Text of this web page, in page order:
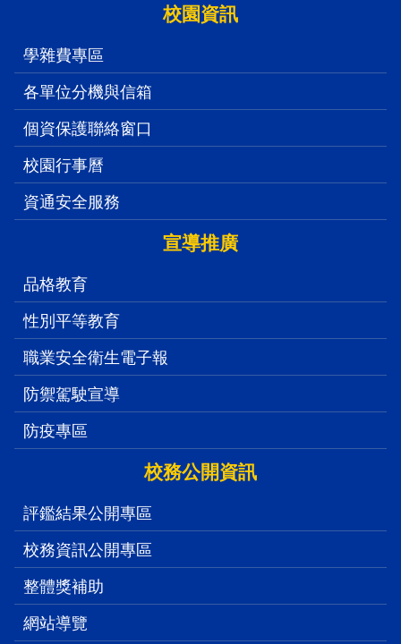
校園資訊
學雜費專區
各單位分機與信箱
個資保護聯絡窗口
校園行事曆
資通安全服務
宣導推廣
品格教育
性別平等教育
職業安全衛生電子報
防禦駕駛宣導
防疫專區
校務公開資訊
評鑑結果公開專區
校務資訊公開專區
整體獎補助
網站導覽